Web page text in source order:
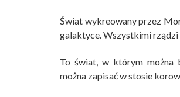
Świat wykreowany przez
galaktyce. Wszystkimi rządzi
To świat, w którym można
można zapisać w stosie